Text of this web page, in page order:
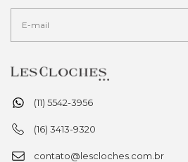
(11) 5542-3956
(16) 3413-9320
contato@lescloches.com.br